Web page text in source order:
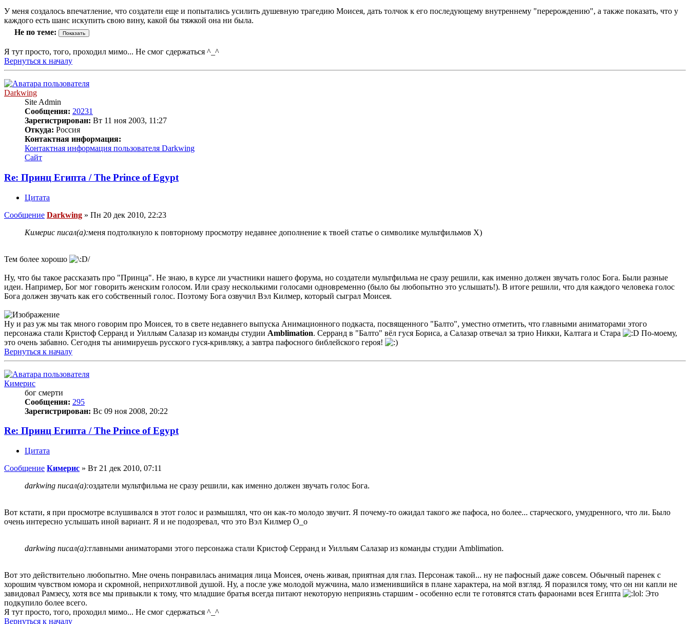
У меня создалось впечатление, что создатели еще и попытались усилить душевную трагедию Моисея, дать толчок к его последующему внутреннему "перерождению", а также показать, что у
каждого есть шанс искупить свою вину, какой бы тяжкой она ни была.
Не по теме:
Я тут просто, того, проходил мимо... Не смог сдержаться ^_^
Вернуться к началу
Darkwing
Site Admin
Сообщения: 20231
Зарегистрирован: Вт 11 ноя 2003, 11:27
Откуда: Россия
Контактная информация:
Контактная информация пользователя Darkwing
Сайт
Re: Принц Египта / The Prince of Egypt
Цитата
Сообщение Darkwing » Пн 20 дек 2010, 22:23
Кимерис писал(а):меня подтолкнуло к повторному просмотру недавнее дополнение к твоей статье о символике мультфильмов Х)
Тем более хорошо
Ну, что бы такое рассказать про "Принца". Не знаю, в курсе ли участники нашего форума, но создатели мультфильма не сразу решили, как именно должен звучать голос Бога. Были разные
идеи. Например, Бог мог говорить женским голосом. Или сразу несколькими голосами одновременно (было бы любопытно это услышать!). В итоге решили, что для каждого человека голос
Бога должен звучать как его собственный голос. Поэтому Бога озвучил Вэл Килмер, который сыграл Моисея.
Ну и раз уж мы так много говорим про Моисея, то в свете недавнего выпуска Анимационного подкаста, посвященного "Балто", уместно отметить, что главными аниматорами этого
персонажа стали Кристоф Серранд и Уилльям Салазар из команды студии Amblimation. Серранд в "Балто" вёл гуся Бориса, а Салазар отвечал за трио Никки, Калтага и Стара
По-моему,
это очень забавно. Сегодня ты анимируешь русского гуся-кривляку, а завтра пафосного библейского героя!
Вернуться к началу
Кимерис
бог смерти
Сообщения: 295
Зарегистрирован: Вс 09 ноя 2008, 20:22
Re: Принц Египта / The Prince of Egypt
Цитата
Сообщение Кимерис » Вт 21 дек 2010, 07:11
darkwing писал(а):оздатели мультфильма не сразу решили, как именно должен звучать голос Бога.
Вот кстати, я при просмотре вслушивался в этот голос и размышлял, что он как-то молодо звучит. Я почему-то ожидал такого же пафоса, но более... старческого, умудренного, что ли. Было
очень интересно услышать иной вариант. Я и не подозревал, что это Вэл Килмер О_о
darkwing писал(а):главными аниматорами этого персонажа стали Кристоф Серранд и Уилльям Салазар из команды студии Amblimation.
Вот это действительно любопытно. Мне очень понравилась анимация лица Моисея, очень живая, приятная для глаз. Персонаж такой... ну не пафосный даже совсем. Обычный паренек с
хорошим чувством юмора и скромной, неприхотливой душой. Ну, а после уже молодой мужчина, мало изменившийся в плане характера, на мой взгляд. Я поразился тому, что он ни капли не
завидовал Рамзесу, хотя все мы привыкли к тому, что младшие братья всегда питают некоторую неприязнь старшим - особенно если те готовятся стать фараонами всея Египта
Это
подкупило более всего.
Я тут просто, того, проходил мимо... Не смог сдержаться ^_^
Вернуться к началу